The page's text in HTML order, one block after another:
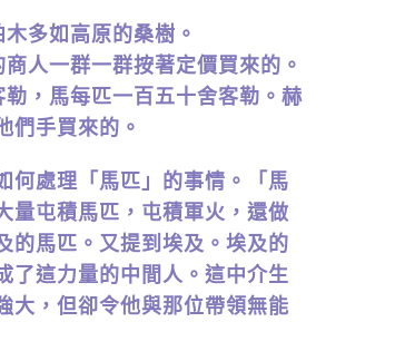
多如高原的桑樹。
人一群一群按著定價買來的。
，馬每匹一百五十舍客勒。赫
們手買來的。
何處理「馬匹」的事情。「馬
量屯積馬匹，屯積軍火，還做
的馬匹。又提到埃及。埃及的
了這力量的中間人。這中介生
大，但卻令他與那位帶領無能